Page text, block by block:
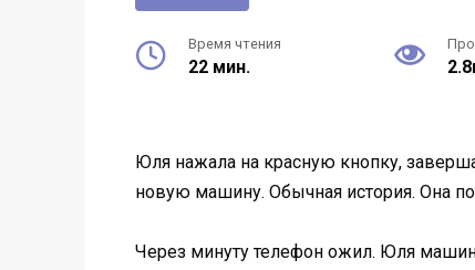
Время чтения
22 мин.
Юля нажала на красную кнопку,
новую машину. Обычная история. Она
Через минуту телефон ожил. Юля